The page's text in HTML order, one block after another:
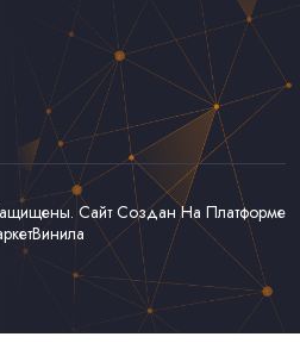
Сайт Создан На Платформе